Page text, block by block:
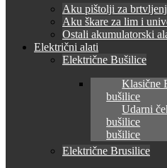
Aku pištolji za
Aku škare za lim i
Ostali akumulatorski
Električni alati
Električne Bušilice
Klasične
bušilice
Udarni
bušilice
bušilice
Električne Brusilice